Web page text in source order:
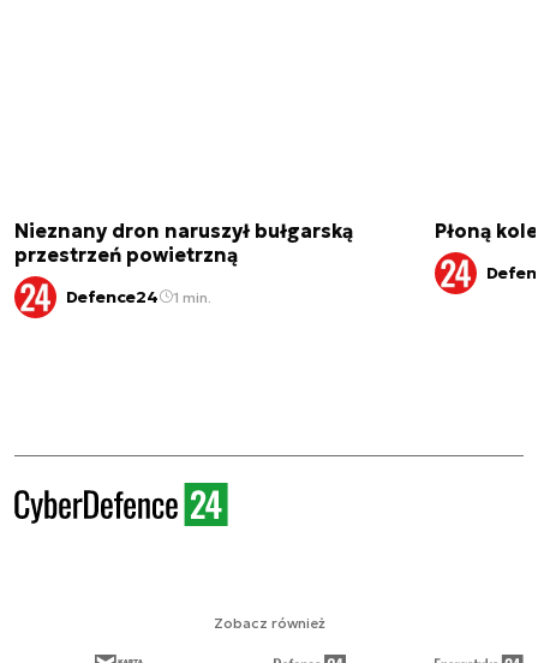
Nieznany dron naruszył bułgarską
przestrzeń powietrzną
Defence24 1 min.
Płoną
Zobacz również